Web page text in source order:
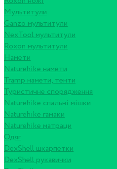
Мультитули
Ganzo мультитули
NexTool мультитули
Roxon мультитули
Намети
Naturehike намети
Tramp намети, тенти
Туристичне спорядження
Naturehike спальні мішки
Naturehike гамаки
Naturehike матраци
Одяг
DexShell шкарпетки
DexShell рукавички